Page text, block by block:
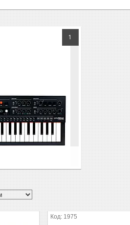
1
1975